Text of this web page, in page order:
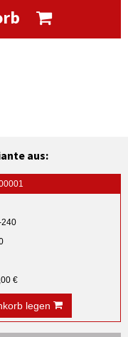
aus:
240
€
legen